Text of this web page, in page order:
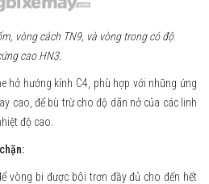
vòng cách TN9, và vòng trong có độ
cao HN3.
hở hướng kính C4, phù hợp với những ứng
cao, để bù trừ cho độ dãn nở của các linh
độ cao.
vòng bi được bôi trơn đầy đủ cho đến hết